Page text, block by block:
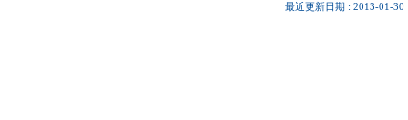
最近更新日期 : 2013-01-30